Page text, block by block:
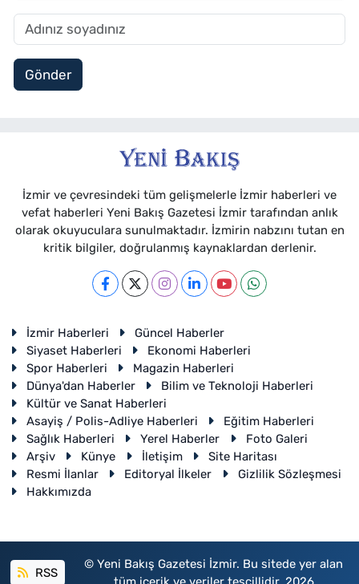
Gönder
İzmir ve çevresindeki tüm gelişmelerle İzmir haberleri ve
vefat haberleri Yeni Bakış Gazetesi İzmir tarafından anlık
olarak okuyuculara sunulmaktadır. İzmirin nabzını tutan en
kritik bilgiler, doğrulanmış kaynaklardan derlenir.
İzmir Haberleri
Güncel Haberler
Siyaset Haberleri
Ekonomi Haberleri
Spor Haberleri
Magazin Haberleri
Dünya'dan Haberler
Bilim ve Teknoloji Haberleri
Kültür ve Sanat Haberleri
Asayiş / Polis-Adliye Haberleri
Eğitim Haberleri
Sağlık Haberleri
Yerel Haberler
Foto Galeri
Arşiv
Künye İletişim
Site Haritası
Resmi İlanlar
Editoryal İlkeler
Gizlilik Sözleşmesi
Hakkımızda
RSS
© Yeni Bakış Gazetesi İzmir. Bu sitede yer alan